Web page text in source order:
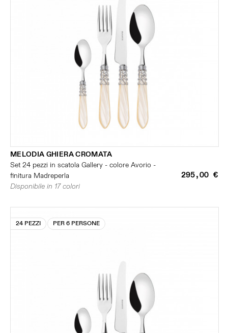
MELODIA GHIERA CROMATA
Set 24 pezzi in scatola Gallery - colore Avorio -
finitura Madreperla
295,00 €
Disponibile in 17 colori
24 PEZZI PER 6 PERSONE